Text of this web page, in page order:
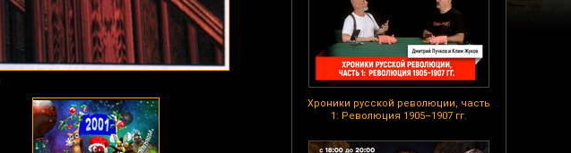
Хроники русской революции, часть
1: Революция 1905–1907 гг.